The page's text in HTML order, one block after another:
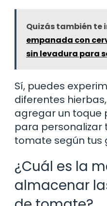
Quizás también te
empanada con
sin levadura para
Sí, puedes
diferentes
agregar un toque
para personalizar
tomate según tus
¿Cuál es la
almacenar